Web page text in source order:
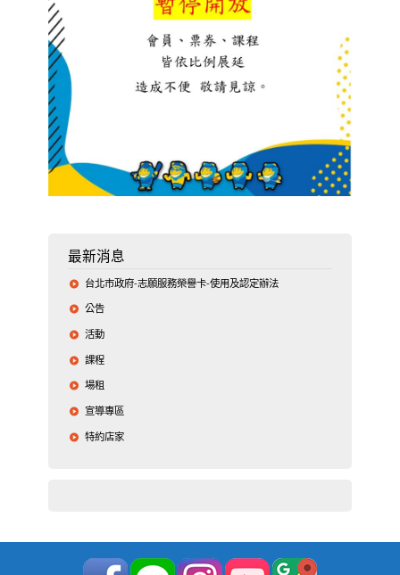
最新消息
台北市政府-志願服務榮譽卡-使用及認定辦法
公告
活動
課程
場租
宣導專區
特約店家